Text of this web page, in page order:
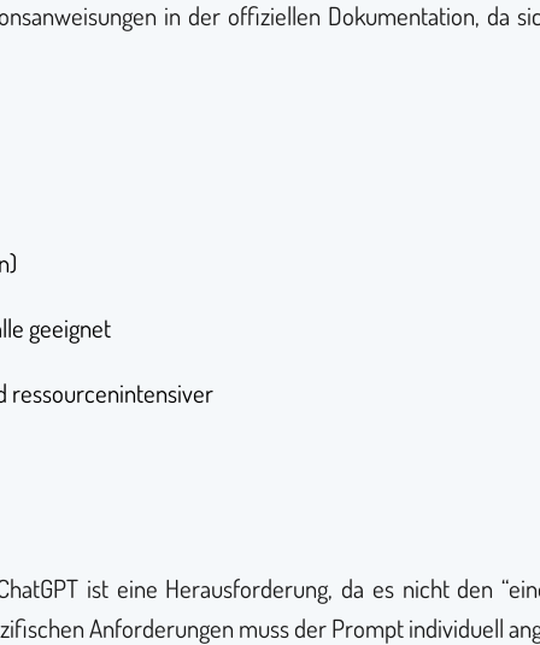
in der offiziellen Dokumentation, da
geeignet
ressourcenintensiver
ist eine Herausforderung, da es nicht den
Anforderungen muss der Prompt individuell